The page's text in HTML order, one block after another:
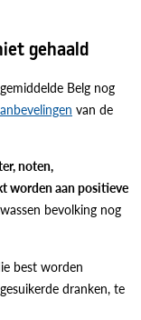
gehaald
Belg nog
van de
noten,
worden aan positieve
bevolking nog
best worden
dranken, te